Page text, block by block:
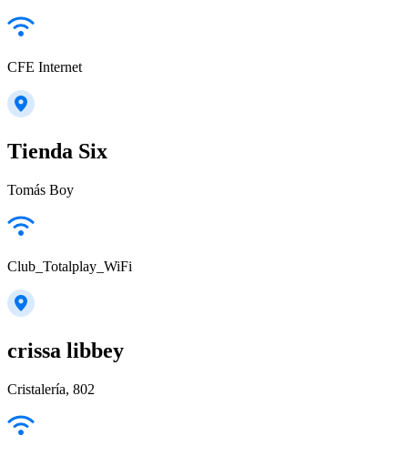
CFE Internet
Tienda Six
Tomás Boy
Club_Totalplay_WiFi
crissa libbey
Cristalería, 802